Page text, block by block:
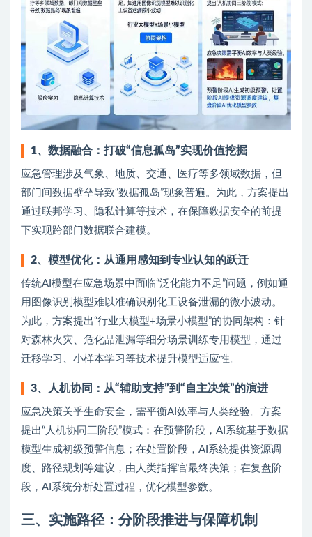
1、 数据融合：打破“信息孤岛”实现价值挖掘
应急管理涉及气象、地质、交通、医疗等多领域数据，但
部门间数据壁垒导致“数据孤岛”现象普遍。为此，方案提出
通过联邦学习、隐私计算等技术，在保障数据安全的前提
下实现跨部门数据联合建模。
2、 模型优化：从通用感知到专业认知的跃迁
传统AI模型在应急场景中面临“泛化能力不足”问题，例如通
用图像识别模型难以准确识别化工设备泄漏的微小波动。
为此，方案提出“行业大模型+场景小模型”的协同架构：针
对森林火灾、危化品泄漏等细分场景训练专用模型，通过
迁移学习、小样本学习等技术提升模型适应性。
3、 人机协同：从“辅助支持”到“自主决策”的演进
应急决策关乎生命安全，需平衡AI效率与人类经验。方案
提出“人机协同三阶段”模式：在预警阶段，AI系统基于数据
模型生成初级预警信息；在处置阶段，AI系统提供资源调
度、路径规划等建议，由人类指挥官最终决策；在复盘阶
段，AI系统分析处置过程，优化模型参数。
三、 实施路径：分阶段推进与保障机制